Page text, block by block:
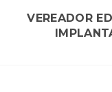
VEREADOR